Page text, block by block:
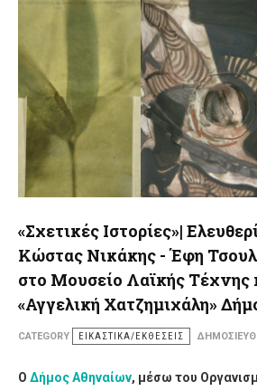
«Σχετικές Ιστορίες»|
Κώστας Νικάκης - Έφη
στο Μουσείο Λαϊκής Τέχνης
«Αγγελική Χατζημιχάλη»
CATEGORY ΕΙΚΑΣΤΙΚΆ/ΕΚΘΈΣΕΙΣ
Ο Δήμος Αθηναίων, μέσω του